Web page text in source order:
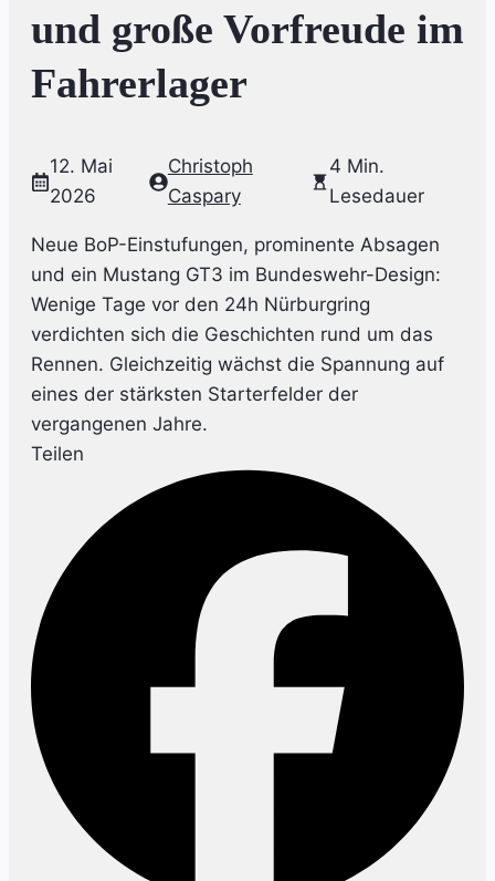
und große Vorfreude im
Fahrerlager
12. Mai
2026
Christoph
Caspary
4 Min.
Lesedauer
Neue BoP-Einstufungen, prominente Absagen
und ein Mustang GT3 im Bundeswehr-Design:
Wenige Tage vor den 24h Nürburgring
verdichten sich die Geschichten rund um das
Rennen. Gleichzeitig wächst die Spannung auf
eines der stärksten Starterfelder der
vergangenen Jahre.
Teilen